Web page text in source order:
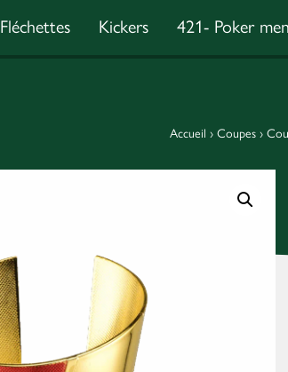
Fléchettes Kickers 421- Poker
Accueil › Coupes›